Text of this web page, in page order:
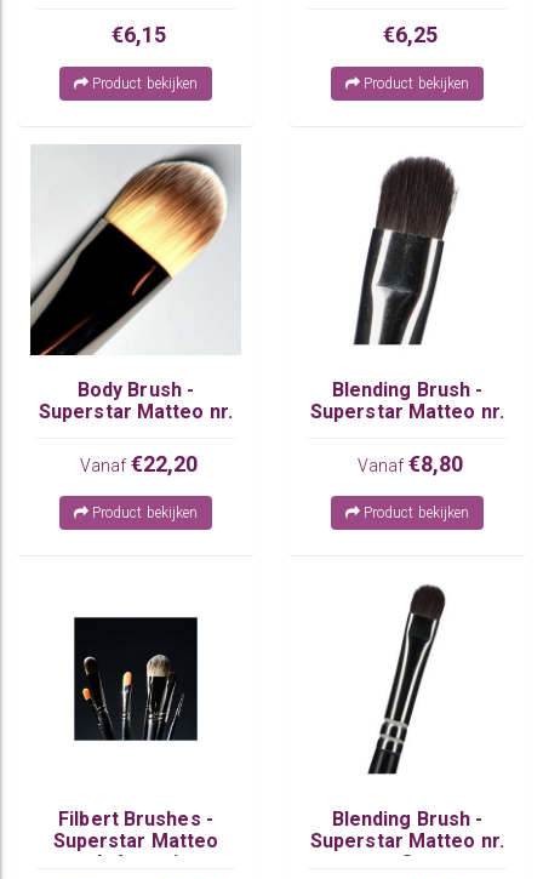
€6,15
Product bekijken
€6,25
Product bekijken
Body Brush -
Superstar Matteo nr.
Vanaf €22,20
Product bekijken
Blending Brush -
Superstar Matteo nr.
Vanaf €8,80
Product bekijken
Filbert Brushes -
Superstar Matteo
Arfanotti
Blending Brush -
Superstar Matteo nr.
8